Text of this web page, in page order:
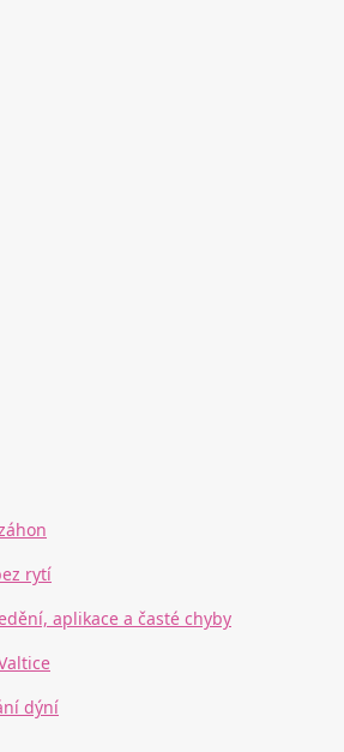
rytí
aplikace a časté chyby
dýní